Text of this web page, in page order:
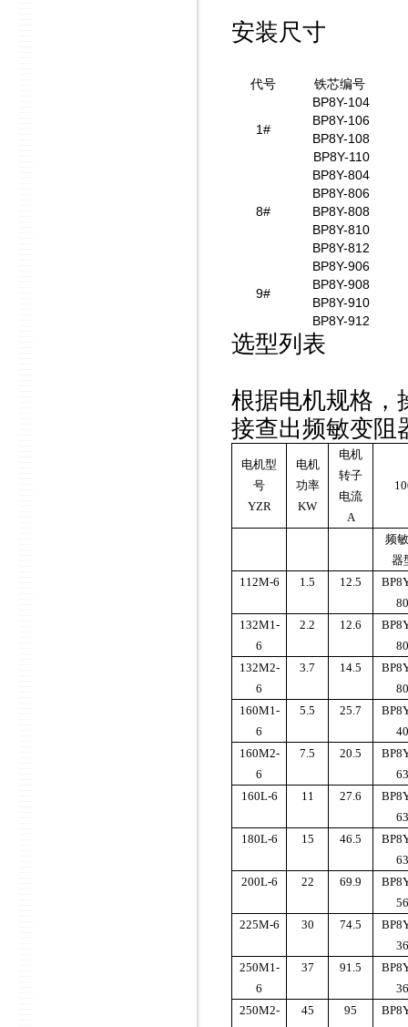
安装尺寸
代号 铁芯编号
1#
BP8Y-104
BP8Y-106
BP8Y-108
BP8Y-110
8#
BP8Y-804
BP8Y-806
BP8Y-808
BP8Y-810
BP8Y-812
9#
BP8Y-906
BP8Y-908
BP8Y-910
BP8Y-912
选型列表
根据电机规格，
接查出频敏变阻
电机型
号
YZR
电机
功率
KW
电机
转子
电流
A
频
器
112M-6
1.5 12.5
132M1-
6
2.2 12.6
132M2-
6
3.7 14.5
160M1-
6
5.5 25.7
160M2-
6
7.5 20.5
160L-6
11 27.6
180L-6
15 46.5
200L-6
22 69.9
225M-6
30 74.5
250M1-
6
37 91.5
250M2-
45 95